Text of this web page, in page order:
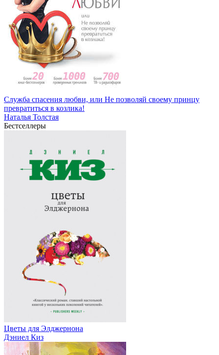
Служба спасения любви, или Не позволяй своему принцу
превратиться в козлика!
Наталья Толстая
Бестселлеры
Цветы для Элджернона
Дэниел Киз